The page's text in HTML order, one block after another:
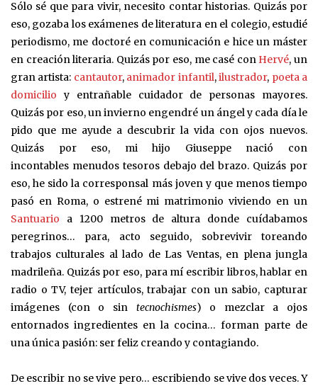
Sólo sé que para vivir, necesito contar historias. Quizás por
eso, gozaba los exámenes de literatura en el colegio, estudié
periodismo, me doctoré en comunicación e hice un máster
en creación literaria. Quizás por eso, me casé con Hervé, un
gran artista: cantautor, animador infantil,ilustrador, poeta a
domicilio y entrañable cuidador de personas mayores.
Quizás por eso, un invierno engendré un ángel y cada día le
pido que me ayude a descubrir la vida con ojos nuevos.
Quizás por eso, mi hijo Giuseppe nació con
incontables menudos tesoros debajo del brazo. Quizás por
eso, he sido la corresponsal más joven y que menos tiempo
pasó en Roma, o estrené mi matrimonio viviendo en un
Santuario a 1200 metros de altura donde cuídabamos
peregrinos… para, acto seguido, sobrevivir toreando
trabajos culturales al lado de Las Ventas, en plena jungla
madrileña. Quizás por eso, para mí escribir libros, hablar en
radio o TV, tejer artículos, trabajar con un sabio, capturar
imágenes (con o sin tecnochismes) o mezclar a ojos
entornados ingredientes en la cocina… forman parte de
una única pasión: ser feliz creando y contagiando.
De escribir no se vive pero… escribiendo se vive dos veces. Y